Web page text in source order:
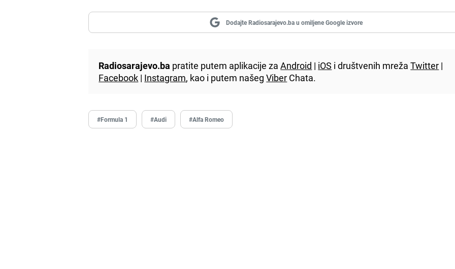
Dodajte Radiosarajevo.ba u omiljene Google izvore
Radiosarajevo.ba pratite putem aplikacije zaAndroid | iOS i društvenih mrežaTwitter |
Facebook | Instagram, kao i putem našegViber Chata.
#Formula 1 #Audi #Alfa Romeo